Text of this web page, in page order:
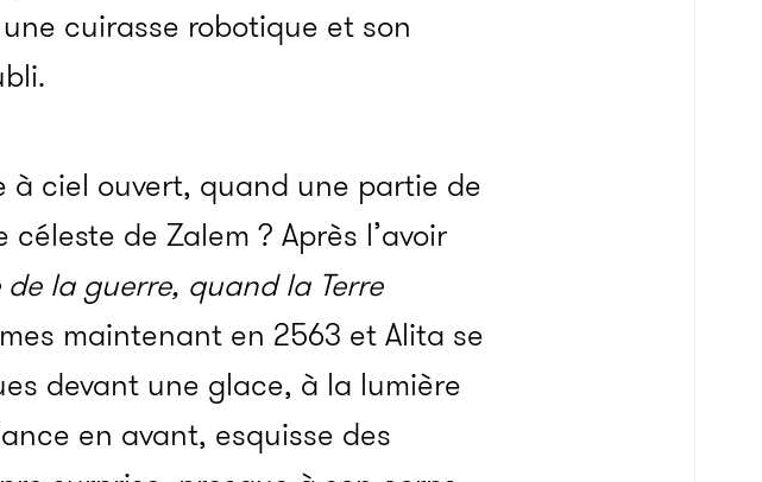
cuirasse robotique et son
ciel ouvert, quand une partie de
de Zalem ? Après l’avoir
de la guerre, quand la Terre
maintenant en 2563 et Alita se
devant une glace, à la lumière
en avant, esquisse des